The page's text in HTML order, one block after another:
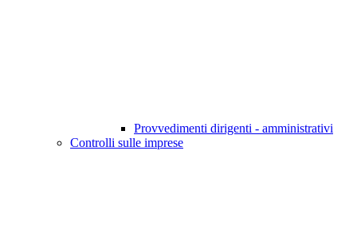
Provvedimenti dirigenti - amministrativi
Controlli sulle imprese